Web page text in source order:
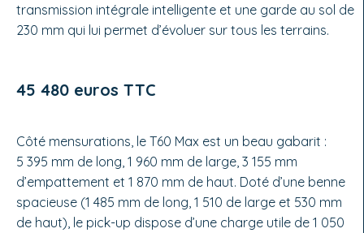
transmission intégrale intelligente et une garde au sol de
230 mm qui lui permet d’évoluer sur tous les terrains.
45 480 euros TTC
Côté mensurations, le T60 Max est un beau gabarit :
5 395 mm de long, 1 960 mm de large, 3 155 mm
d’empattement et 1 870 mm de haut. Doté d’une benne
spacieuse (1 485 mm de long, 1 510 de large et 530 mm
de haut), le pick-up dispose d’une charge utile de 1 050